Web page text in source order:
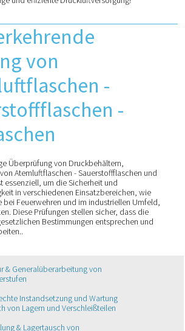
von
-
-
Überprüfung von Druckbehältern,
Atemluftflaschen - Sauerstoffflaschen und
essenziell, um die Sicherheit und
in verschiedenen Einsatzbereichen, wie
bei Feuerwehren und im industriellen Umfeld,
Diese Prüfungen stellen sicher, dass die
Bestimmungen entsprechen und
& Generalüberarbeitung von
Instandsetzung und Wartung
von Lagern und Verschleißteilen
& Lagertausch von